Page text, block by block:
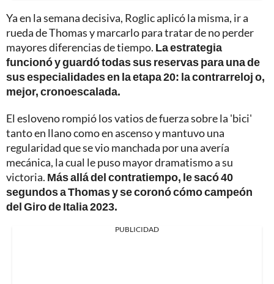
Ya en la semana decisiva, Roglic aplicó la misma, ir a
rueda de Thomas y marcarlo para tratar de no perder
mayores diferencias de tiempo. La estrategia
funcionó y guardó todas sus reservas para una de
sus especialidades en la etapa 20: la contrarreloj o,
mejor, cronoescalada.
El esloveno rompió los vatios de fuerza sobre la 'bici'
tanto en llano como en ascenso y mantuvo una
regularidad que se vio manchada por una avería
mecánica, la cual le puso mayor dramatismo a su
victoria. Más allá del contratiempo, le sacó 40
segundos a Thomas y se coronó cómo campeón
del Giro de Italia 2023.
PUBLICIDAD